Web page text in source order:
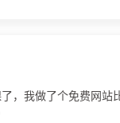
，我做了个免费网站